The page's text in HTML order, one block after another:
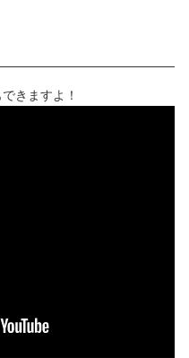
きますよ！